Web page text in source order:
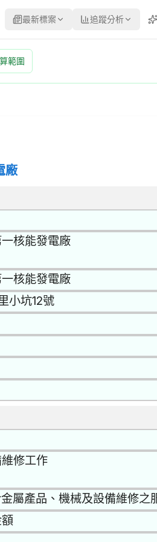
最新標案 追蹤分析
範圍
招標 公告
公開招標 | 決標方式：最低標
廠
核能發電廠
核能發電廠
小坑12號
修工作
屬產品、機械及設備維修之